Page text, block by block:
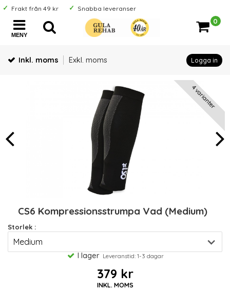
Frakt från 49 kr Snabba leveranser
MENY
0
Inkl. moms Exkl. moms Logga in
4 varianter
CS6 Kompressionsstrumpa Vad (Medium)
Storlek :
I lager Leveranstid: 1-3 dagar
379 kr
INKL. MOMS